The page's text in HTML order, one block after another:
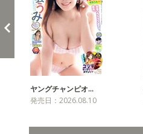
ヤングチャンピオ…
発売日：2026.08.10